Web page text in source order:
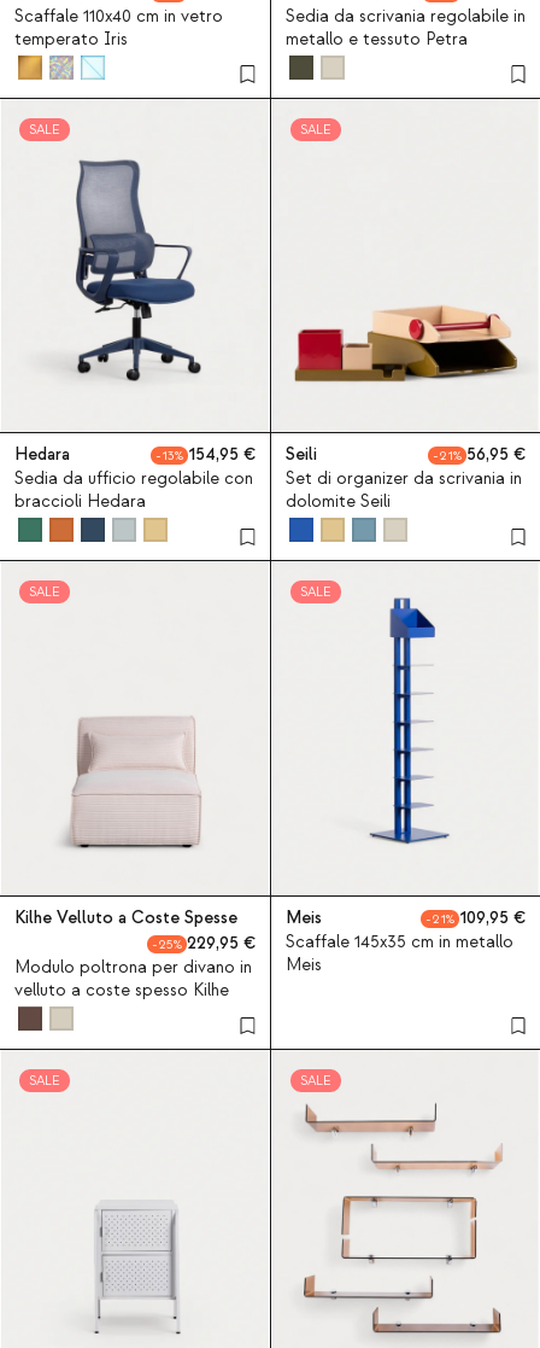
Scaffale 110x40 cm in vetro
temperato Iris
Sedia da scrivania regolabile in
metallo e tessuto Petra
SALE
Hedara 13
154,95
Sedia da ufficio regolabile con
braccioli Hedara
SALE
Seili 21
56,95
Set di organizer da scrivania in
dolomite Seili
SALE
Kilhe Velluto a Coste Spesse
25
229,95
Modulo poltrona per divano in
velluto a coste spesso Kilhe
SALE
Meis 21
109,95
Scaffale 145x35 cm in metallo
Meis
SALE SALE